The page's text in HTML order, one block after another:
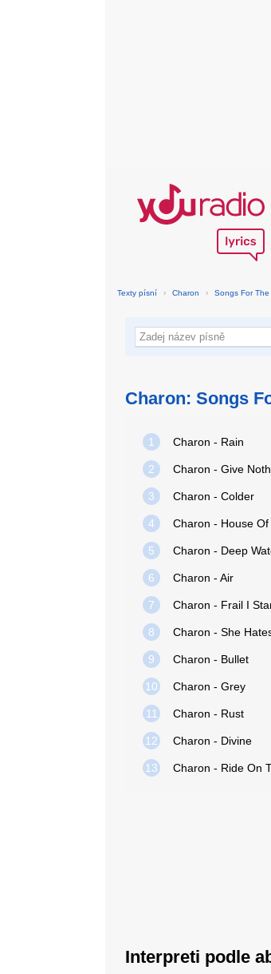
Texty písní › Charon › Songs For The
Charon: Songs
1 Charon - Rain
2 Charon - Give
3 Charon - Colder
4 Charon - House
5 Charon - Deep
6 Charon - Air
7 Charon - Frail I
8 Charon - She
9 Charon - Bullet
10 Charon - Grey
11 Charon - Rust
12 Charon - Divine
13 Charon - Ride On
Interpreti podle